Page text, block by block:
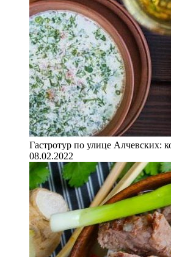
Гастротур по улице Алчевских:
08.02.2022